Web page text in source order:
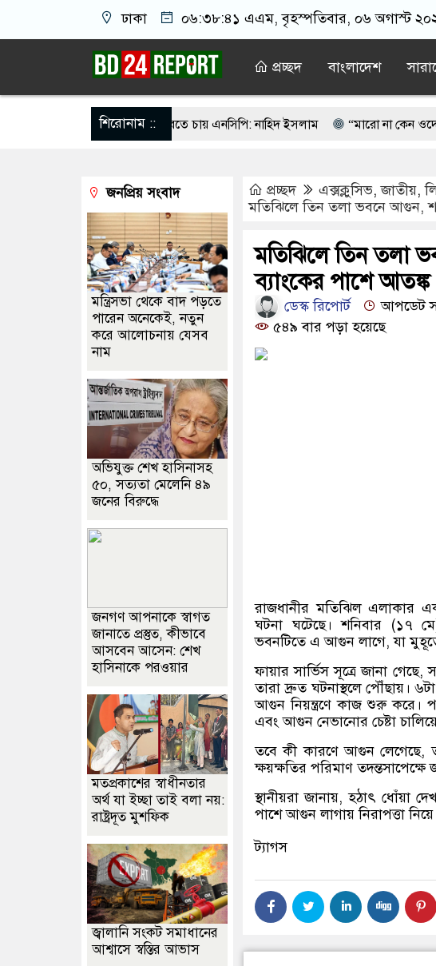
ঢাকা ০৬:৩৮:৪১ এএম, বৃহস্পতিবার, ০৬ অগাস্ট
প্রচ্ছদ বাংলাদেশ
শিরোনাম ::
মধ্যে সরকার গঠন করতে চায় এনসিপি: নাহিদ ইসলাম “মারো না কেন ওদের?”, ফোনে
গরু নিয়ে গেলেন এনজিও কর্মীরা হাসিনাকে বক্তব্যের সুযোগ দিয়ে সার্বভৌমত্বের
মাতরম’ গাইলে ‘আকাশ ভেঙে পড়বে না’: কলকাতা হাইকোর্ট
যোগাযোগে ব্যাঘাত, যাত্রীবাহী বিমানের কাছে চলে আসে ট্রাম্পের হেলিকপ্টার
প্রচ্ছদ এক্সক্লুসিভ,জাতীয়,
মতিঝিলে তিন তলা ভবনে আগুন,
মতিঝিলে তিন তলা
ব্যাংকের পাশে আতঙ্ক
ডেস্ক রিপোর্ট
আপডেট
৫৪৯ বার পড়া হয়েছে
রাজধানীর মতিঝিল এলাকার
ঘটনা ঘটেছে। শনিবার (১৭
ভবনটিতে এ আগুন লাগে, যা
ফায়ার সার্ভিস সূত্রে জানা
তারা দ্রুত ঘটনাস্থলে পৌঁছায়।
আগুন নিয়ন্ত্রণে কাজ শুরু করে।
এবং আগুন নেভানোর চেষ্টা চালিয়ে
তবে কী কারণে আগুন লেগেছে,
ক্ষয়ক্ষতির পরিমাণ তদন্তসাপেক্ষে
স্থানীয়রা জানায়, হঠাৎ ধোঁয়া
পাশে আগুন লাগায় নিরাপত্তা
ট্যাগস
জনপ্রিয় সংবাদ
মন্ত্রিসভা থেকে বাদ পড়তে
পারেন অনেকেই, নতুন
করে আলোচনায় যেসব
নাম
অভিযুক্ত শেখ হাসিনাসহ
৫০, সত্যতা মেলেনি ৪৯
জনের বিরুদ্ধে
জনগণ আপনাকে স্বাগত
জানাতে প্রস্তুত, কীভাবে
আসবেন আসেন: শেখ
হাসিনাকে পরওয়ার
মতপ্রকাশের স্বাধীনতার
অর্থ যা ইচ্ছা তাই বলা নয়:
রাষ্ট্রদূত মুশফিক
জ্বালানি সংকট সমাধানের
আশ্বাসে স্বস্তির আভাস